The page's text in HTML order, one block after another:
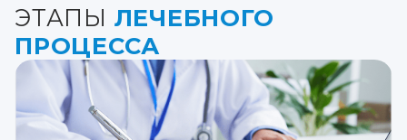
ЭТАПЫ ЛЕЧЕБНОГО
ПРОЦЕССА